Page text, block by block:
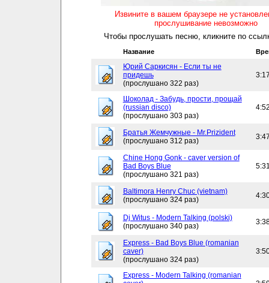
Извините в вашем браузере не
прослушивание невозможно
Чтобы прослушать песню, кликните по
Название
Юрий Саркисян - Если ты не
придешь
(прослушано 322 раз)
Шоколад - Забудь, прости, прощай
(russian disco)
(прослушано 303 раз)
Братья Жемчужные - Mr.Prizident
(прослушано 312 раз)
Chine Hong Gonk - caver version of
Bad Boys Blue
(прослушано 321 раз)
Baltimora Henry Chuc (vietnam)
(прослушано 324 раз)
Dj Witus - Modern Talking (polski)
(прослушано 340 раз)
Express - Bad Boys Blue (romanian
caver)
(прослушано 324 раз)
Express - Modern Talking (romanian